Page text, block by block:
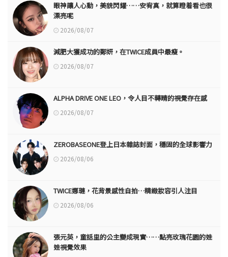
眼神讓人心動，美貌閃耀……安宥真，就算瞪着看也很
漂亮呢
2026/08/07
減肥大獲成功的鄭妍，在TWICE成員中最瘦。
2026/08/07
ALPHA DRIVE ONE LEO，令人目不轉睛的視覺存在感
2026/08/07
ZEROBASEONE登上日本雜誌封面，穩固的全球影響力
2026/08/06
TWICE娜璉，花背景感性自拍…精緻妝容引人注目
2026/08/06
張元英，童話里的公主變成現實……點亮玫瑰花園的娃
娃視覺效果